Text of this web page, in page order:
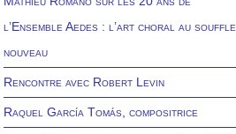
l’Ensemble Aedes : l’art choral au souffle
nouveau
Rencontre avec Robert Levin
Raquel García Tomás, compositrice